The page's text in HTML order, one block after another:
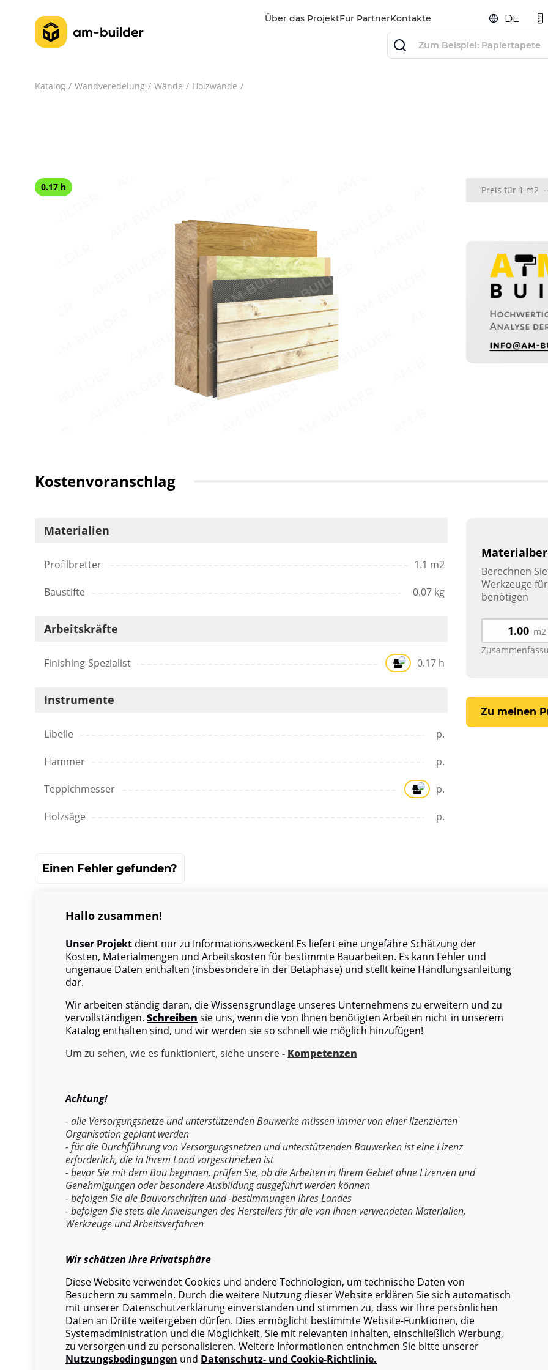
Über das ProjektFür PartnerKontakte DE
Katalog Wandveredelung Wände Holzwände
0.17 h Preis für 1 m2
Kostenvoranschlag
Materialien
Profilbretter 1.1 m2
Baustifte 0.07 kg
Arbeitskräfte
Finishing-Spezialist 0.17 h
Instrumente
Libelle p.
Hammer p.
Teppichmesser p.
Holzsäge p.
Berechnen
Werkzeuge
benötigen
m2
Zu meinen
Einen Fehler gefunden?
info@am-builder.comHelfen Sie dem Projekt
Katalog Über das Projekt Für Partner Kontakte
Hallo zusammen!
Unser Projekt dient nur zu Informationszwecken! Es liefert eine ungefähre Schätzung der
Kosten, Materialmengen und Arbeitskosten für bestimmte Bauarbeiten. Es kann Fehler und
ungenaue Daten enthalten (insbesondere in der Betaphase) und stellt keine Handlungsanleitung
dar.
Wir arbeiten ständig daran, die Wissensgrundlage unseres Unternehmens zu erweitern und zu
vervollständigen. Schreiben sie uns, wenn die von Ihnen benötigten Arbeiten nicht in unserem
Katalog enthalten sind, und wir werden sie so schnell wie möglich hinzufügen!
Um zu sehen, wie es funktioniert, siehe unsere- Kompetenzen
Achtung!
- alle Versorgungsnetze und unterstützenden Bauwerke müssen immer von einer lizenzierten
Organisation geplant werden
- für die Durchführung von Versorgungsnetzen und unterstützenden Bauwerken ist eine Lizenz
erforderlich, die in Ihrem Land vorgeschrieben ist
- bevor Sie mit dem Bau beginnen, prüfen Sie, ob die Arbeiten in Ihrem Gebiet ohne Lizenzen und
Genehmigungen oder besondere Ausbildung ausgeführt werden können
- befolgen Sie die Bauvorschriften und -bestimmungen Ihres Landes
- befolgen Sie stets die Anweisungen des Herstellers für die von Ihnen verwendeten Materialien,
Werkzeuge und Arbeitsverfahren
Wir schätzen Ihre Privatsphäre
Diese Website verwendet Cookies und andere Technologien, um technische Daten von
Besuchern zu sammeln. Durch die weitere Nutzung dieser Website erklären Sie sich automatisch
mit unserer Datenschutzerklärung einverstanden und stimmen zu, dass wir Ihre persönlichen
Daten an Dritte weitergeben dürfen. Dies ermöglicht bestimmte Website-Funktionen, die
Systemadministration und die Möglichkeit, Sie mit relevanten Inhalten, einschließlich Werbung,
zu versorgen und zu personalisieren. Weitere Informationen entnehmen Sie bitte unserer
Nutzungsbedingungen und Datenschutz- und Cookie-Richtlinie.